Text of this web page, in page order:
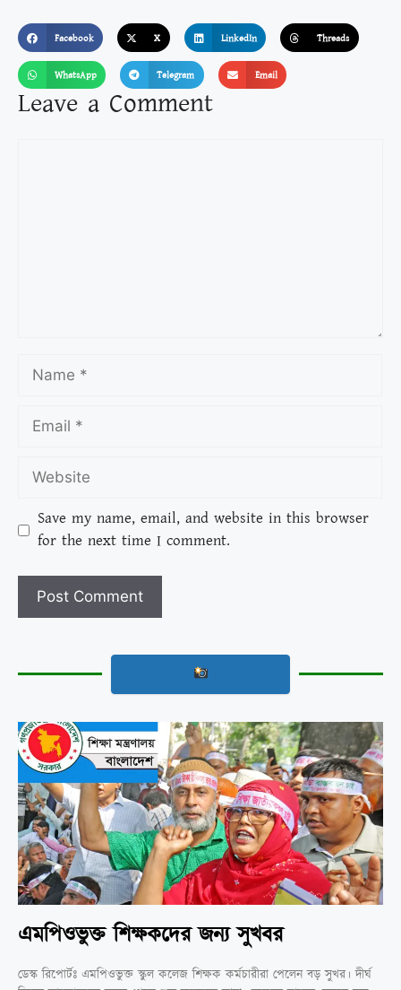
Facebook X LinkedIn Threads
WhatsApp Telegram Email
Leave a Comment
Save my name, email, and website in this browser
for the next time I comment.
এমপিওভুক্ত শিক্ষকদের জন্য সুখবর
ডেস্ক রিপোর্টঃ এমপিওভুক্ত স্কুল কলেজ শিক্ষক কর্মচারীরা পেলেন বড় সুখর। দীর্ঘ